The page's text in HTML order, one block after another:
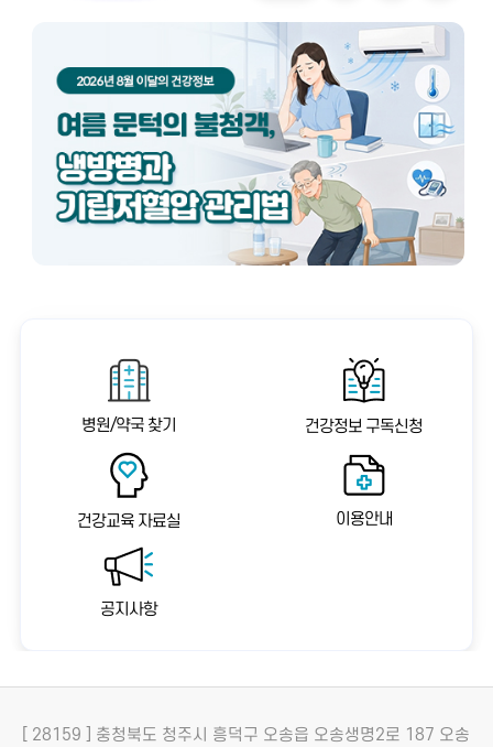
와 충분한 휴식을 통해 대부분 예방 및 관리할 수 있
병원/약국 찾기 건강정보 구독신청
건강교육 자료실 이용안내
공지사항
[ 28159 ] 충청북도 청주시 흥덕구 오송읍 오송생명2로 187 오송